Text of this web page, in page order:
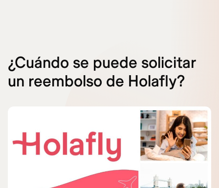
¿Cuándo se puede solicitar
un reembolso de Holafly?